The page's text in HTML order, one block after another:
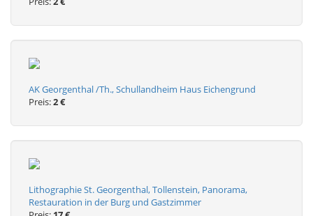
AK Georgenthal /Th., Schullandheim Haus Eichengrund
Preis:2 €
Lithographie St. Georgenthal, Tollenstein, Panorama,
Restauration in der Burg und Gastzimmer